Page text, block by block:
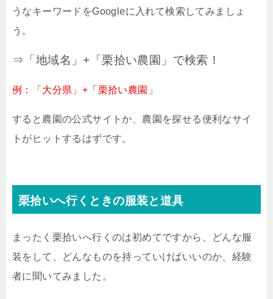
うなキーワードをGoogleに入れて検索してみましょ
う。
⇒「地域名」+「栗拾い農園」で検索！
例：「大分県」+「栗拾い農園」
すると農園の公式サイトか、農園を探せる便利なサイ
トがヒットするはずです。
栗拾いへ行くときの服装と道具
まったく栗拾いへ行くのは初めてですから、どんな服
装をして、どんなものを持っていけばいいのか、経験
者に聞いてみました。